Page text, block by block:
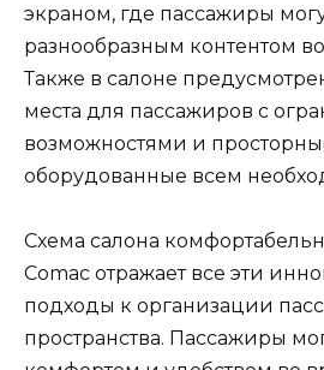
экраном, где пассажиры
разнообразным контентом
Также в салоне
места для пассажиров с
возможностями и
оборудованные всем
Схема салона
Comac отражает все эти
подходы к организации
пространства. Пассажиры